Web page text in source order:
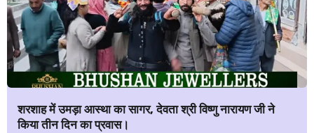
शरशाह में उमड़ा आस्था का सागर, देवता श्री विष्णु नारायण जी ने
किया तीन दिन का प्रवास।